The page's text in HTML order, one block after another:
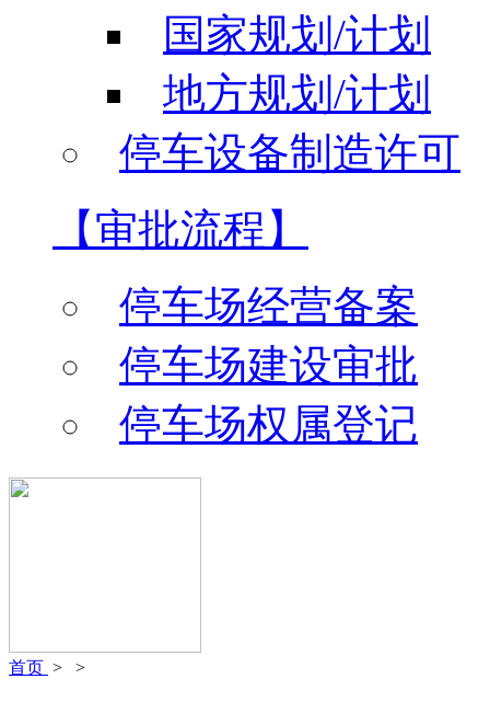
国家规划/计划
地方规划/计划
停车设备制造许可
【审批流程】
停车场经营备案
停车场建设审批
停车场权属登记
首页 > >